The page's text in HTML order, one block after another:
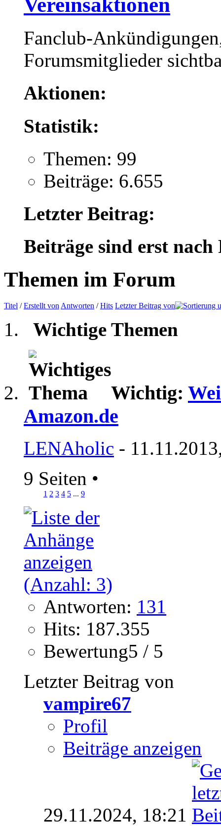
Vereinsaktionen
Fanclub-
Forumsmitglieder
Aktionen:
Statistik:
Themen: 99
Beiträge: 6.655
Letzter Beitrag:
Beiträge sind erst
Themen im Forum
Titel /Erstellt von Antworten /Hits Letzter Beitrag von
Wichtige Themen
Wichtig:
Amazon.de
LENAholic -
9 Seiten •
1 2 3 4 5 ... 9
Antworten: 131
Hits: 187.355
Bewertung5 / 5
Letzter Beitrag von
vampire67
Profil
Beiträge anzeigen
29.11.2024, 18:21